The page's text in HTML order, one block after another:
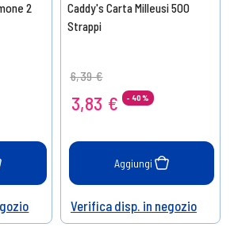
2
Caddy's Carta Milleusi 500
Strappi
Price reduced from
6,39 €to
3,83 € - 40%
Aggiungi
Help
Verifica disp. in negozio